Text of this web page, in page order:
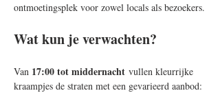
ontmoetingsplek voor zowel locals als bezoekers.
Wat kun je verwachten?
Van 17:00 tot middernacht vullen kleurrijke
kraampjes de straten met een gevarieerd aanbod: